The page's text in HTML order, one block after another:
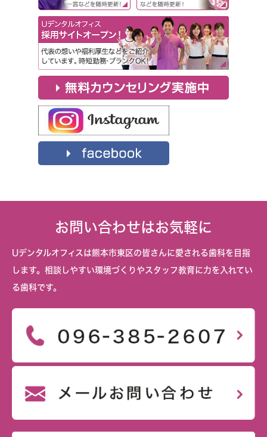
お問い合わせはお気軽に
Uデンタルオフィスは熊本市東区の皆さんに愛される歯科を目指
します。相談しやすい環境づくりやスタッフ教育に力を入れてい
る歯科です。